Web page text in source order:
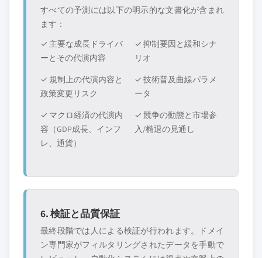
すべての予測には以下の明示的な文書化が含まれ
ます：
✓ 主要な成長ドライバ
ーとその代演内容
✓ 抑制要因と緩和シナ
リオ
✓ 規制上の代演内容と
政策変更リスク
✓ 技術普及曲線パラメ
ータ
✓ マクロ経済の代演内
容（GDP成長、インフ
レ、通貨）
✓ 競争の動態と市場参
入/椭退の見通し
6. 検証と品質保証
最終段階では人による検証が行われます。ドメイ
ン専門家がフィルタリングされたデータを手動で